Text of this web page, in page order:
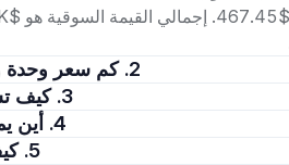
2. كم سعر وحدة واحدة من Pulse Inu؟
3. كيف تستثمر في Pulse Inu؟
4. أين يمكن شراء Pulse Inu؟
5. كيف تشتري Pulse Inu؟